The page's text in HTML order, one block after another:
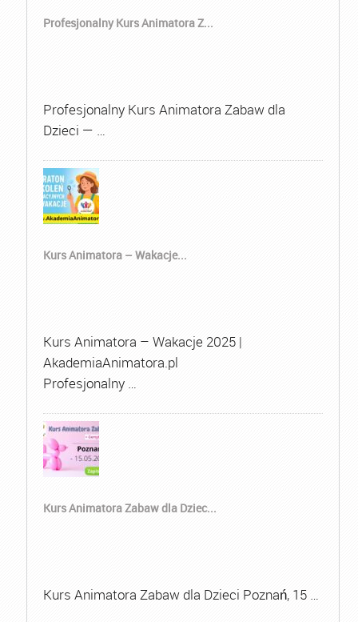
Profesjonalny Kurs Animatora Z...
Profesjonalny Kurs Animatora Zabaw dla
Dzieci — …
Kurs Animatora – Wakacje...
Kurs Animatora – Wakacje 2025 |
AkademiaAnimatora.pl
Profesjonalny …
Kurs Animatora Zabaw dla Dziec...
Kurs Animatora Zabaw dla Dzieci Poznań, 15 …